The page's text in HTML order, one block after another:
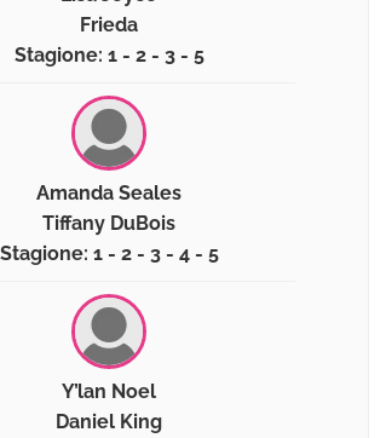
Frieda
Stagione: 1 - 2 - 3 - 5
Amanda Seales
Tiffany DuBois
Stagione: 1 - 2 - 3 - 4 - 5
Y’lan Noel
Daniel King